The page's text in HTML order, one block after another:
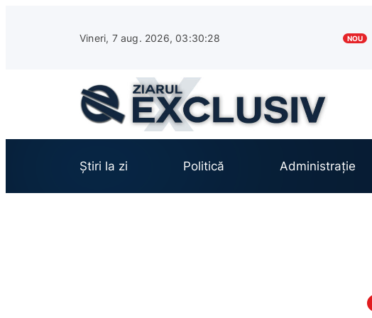
Vineri, 7 aug. 2026, 03:30:29 NOU
Știri la zi Politică Administrație